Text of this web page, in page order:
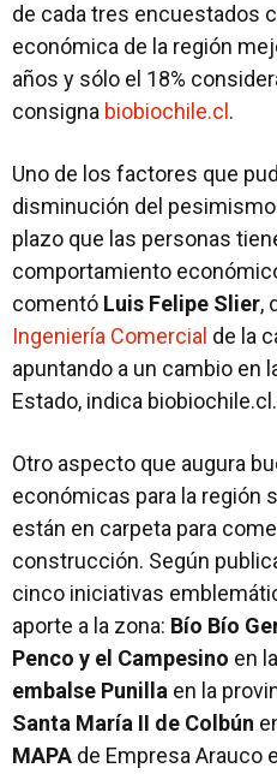
de cada tres encuestados
económica de la región
años y sólo el 18%
consigna biobiochile.cl .
Uno de los factores que
disminución del
plazo que las personas
comportamiento
comentó Luis Felipe Slier,
Ingeniería Comercial de la
apuntando a un cambio en
Estado, indica biobiochile.cl.
Otro aspecto que augura
económicas para la región
están en carpeta para
construcción. Según
cinco iniciativas
aporte a la zona: Bío Bío
Penco y el Campesino en
embalse Punilla en la
Santa María II de Colbún
MAPA de Empresa Arauco